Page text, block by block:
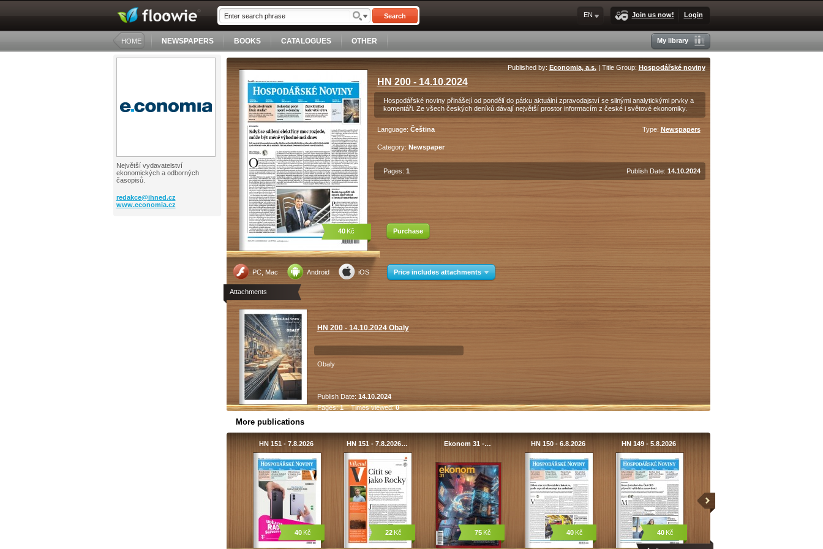
Search Join us now! Login
EN
HOME NEWSPAPERS BOOKS CATALOGUES OTHER My library
Největší vydavatelství
ekonomických a odborných
časopisů.
redakce@ihned.cz
www.economia.cz
PC, Mac Android iOS
40 Kč
Published by: Economia, a.s.| Title Group: Hospodářské noviny
HN 200 - 14.10.2024
Hospodářské noviny přinášejí od pondělí do pátku aktuální zpravodajství se silnými analytickými prvky a
komentáři. Ze všech českých deníků dávají největší prostor informacím z české i světové ekonomiky.
Language: Čeština Type: Newspapers
Category: Newspaper
Pages: 1 Publish Date: 14.10.2024
Purchase
Price includes attachments
Attachments
HN 200 - 14.10.2024 Obaly
Obaly
Publish Date: 14.10.2024
Pages:1Times viewed:0
More publications
HN 151 - 7.8.2026
40 Kč
HN 151 - 7.8.2026…
22 Kč
Ekonom 31 -…
75 Kč
HN 150 - 6.8.2026
40 Kč
HN 149 - 5.8.2026
40 Kč